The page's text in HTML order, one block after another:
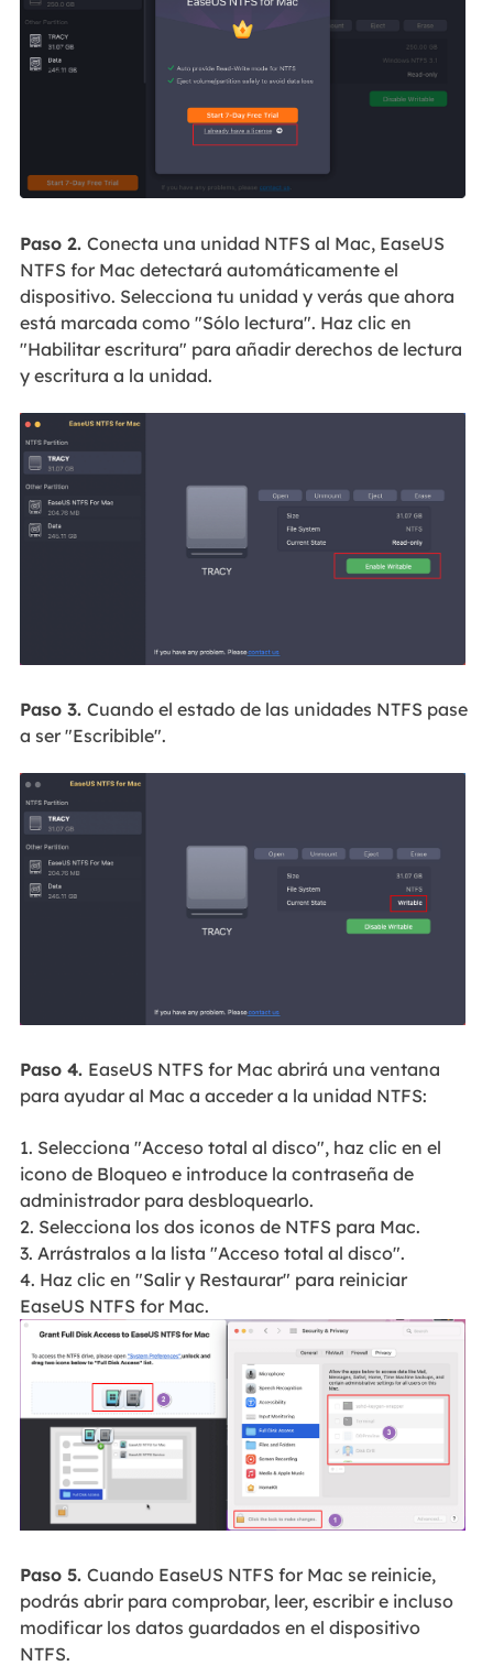
Paso 2. Conecta una unidad NTFS al Mac, EaseUS
NTFS for Mac detectará automáticamente el
dispositivo. Selecciona tu unidad y verás que ahora
está marcada como "Sólo lectura". Haz clic en
"Habilitar escritura" para añadir derechos de lectura
y escritura a la unidad.
Paso 3. Cuando el estado de las unidades NTFS pase
a ser "Escribible".
Paso 4. EaseUS NTFS for Mac abrirá una ventana
para ayudar al Mac a acceder a la unidad NTFS:
1. Selecciona "Acceso total al disco", haz clic en el
icono de Bloqueo e introduce la contraseña de
administrador para desbloquearlo.
2. Selecciona los dos iconos de NTFS para Mac.
3. Arrástralos a la lista "Acceso total al disco".
4. Haz clic en "Salir y Restaurar" para reiniciar
EaseUS NTFS for Mac.
Paso 5. Cuando EaseUS NTFS for Mac se reinicie,
podrás abrir para comprobar, leer, escribir e incluso
modificar los datos guardados en el dispositivo
NTFS.